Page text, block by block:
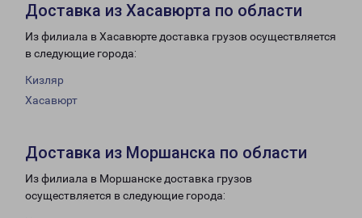
Доставка из Хасавюрта по области
Из филиала в Хасавюрте доставка грузов осуществляется
в следующие города:
Кизляр
Хасавюрт
Доставка из Моршанска по области
Из филиала в Моршанске доставка грузов
осуществляется в следующие города: